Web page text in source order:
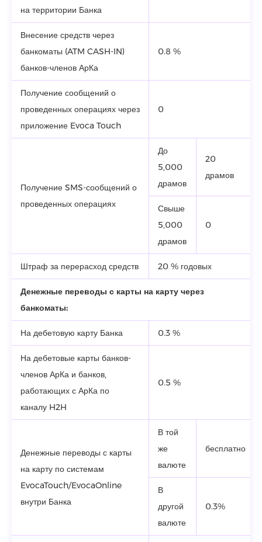
на территории Банка
Внесение средств через
банкоматы (ATM CASH-IN)
банков-членов АрКа
0.8 %
Получение сообщений о
проведенных операциях через
приложение Evoca Touch
0
Получение SMS-сообщений о
проведенных операциях
До
5,000
драмов
20
драмов
Свыше
5,000
драмов
0
Штраф за перерасход средств 20 % годовых
Денежные переводы с карты на карту через
банкоматы:
На дебетовую карту Банка 0.3 %
На дебетовые карты банков-
членов АрКа и банков,
работающих с АрКа по
каналу H2H
0.5 %
Денежные переводы с карты
на карту по системам
EvocaTouch/EvocaOnline
внутри Банка
В той
же
валюте
бесплатно
В
другой
валюте
0.3%